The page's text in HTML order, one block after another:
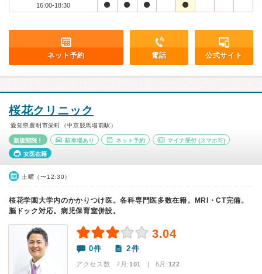
16:00-18:30
ネット予約 電話 公式サイト
桜花クリニック
愛知県豊明市栄町（中京競馬場前駅）
新規開院！ 駐車場あり ネット予約 マイナ受付 (スマホ可)
女医在籍
土曜（〜12:30）
桜花学園大学内のかかりつけ医。各科専門医多数在籍。MRI・CT完備。
脳ドック対応。病児保育室併設。
3.04
0件 2件
アクセス数 7月:101 | 6月:122